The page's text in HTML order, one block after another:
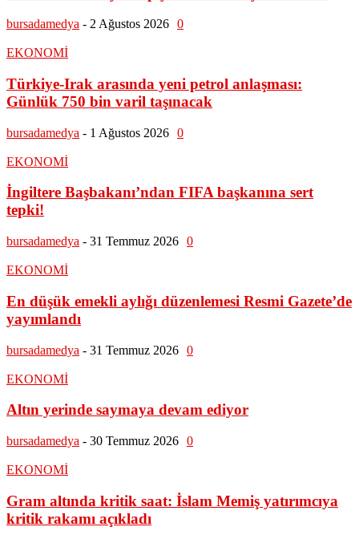
bursadamedya - 2 Ağustos 2026 0
EKONOMİ
Türkiye-Irak arasında yeni petrol anlaşması:
Günlük 750 bin varil taşınacak
bursadamedya - 1 Ağustos 2026 0
EKONOMİ
İngiltere Başbakanı’ndan FIFA başkanına sert
tepki!
bursadamedya - 31 Temmuz 2026 0
EKONOMİ
En düşük emekli aylığı düzenlemesi Resmi Gazete’de
yayımlandı
bursadamedya - 31 Temmuz 2026 0
EKONOMİ
Altın yerinde saymaya devam ediyor
bursadamedya - 30 Temmuz 2026 0
EKONOMİ
Gram altında kritik saat: İslam Memiş yatırımcıya
kritik rakamı açıkladı